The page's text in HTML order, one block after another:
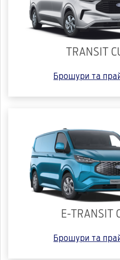
TRANSIT
Брошури та
E-TRANSIT
Брошури та